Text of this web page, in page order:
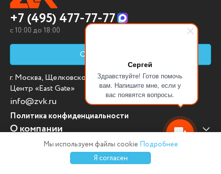
Сергей
Здравствуйте! Готов помочь
вам. Напишите мне, если у
вас появятся вопросы.
+7 (495) 477-77-77
c 10:00 до 18:00
Обратный звонок
г. Москва, Щелковское шоссе д. 100, кор. 20, Бизнес-
Центр «East Gate»
info@zvk.ru
Политика конфиденциальности
О компании
Оплата и доставка
0
Избранное
0
Сравнение Корзина
Мы используем файлы cookie Подробнее
Я согласен